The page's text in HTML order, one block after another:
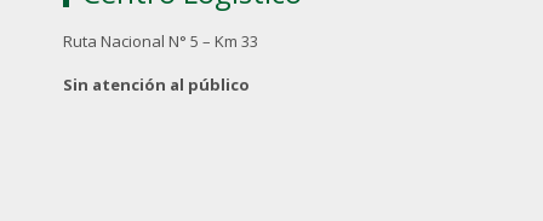
Ruta Nacional N° 5 – Km 33
Sin atención al público